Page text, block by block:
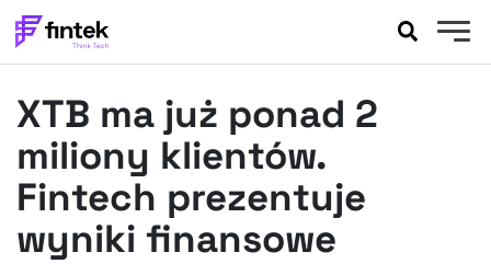
BANKOWOŚĆ
EVENTY
FELIETONY
WYWIADY
LEGAL
XTB ma już ponad 2
miliony klientów.
Fintech prezentuje
wyniki finansowe